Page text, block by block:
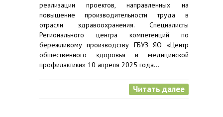
реализации проектов, направленных на
повышение производительности труда в
отрасли здравоохранения. Специалисты
Регионального центра компетенций по
бережливому производству ГБУЗ ЯО «Центр
общественного здоровья и медицинской
профилактики» 10 апреля 2025 года…
Читать далее